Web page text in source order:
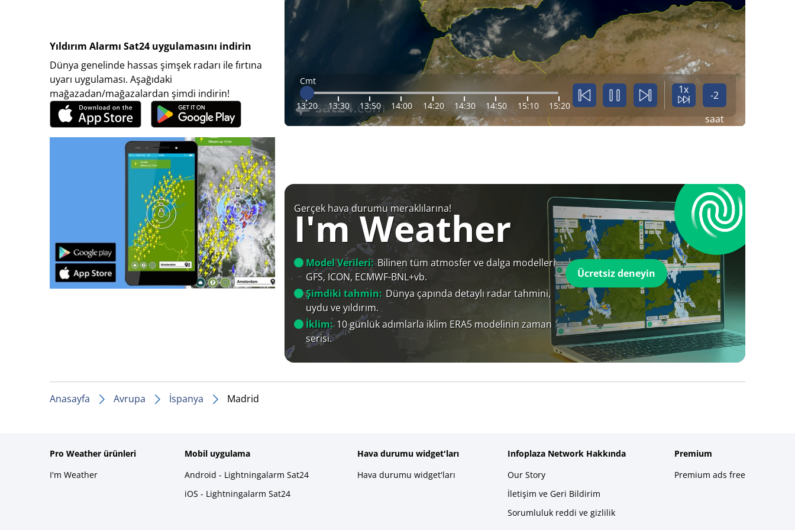
Yıldırım Alarmı Sat24 uygulamasını indirin
Dünya genelinde hassas şimşek radarı ile fırtına
uyarı uygulaması. Aşağıdaki
mağazadan/mağazalardan şimdi indirin!
Cmt
13:20 13:30 13:50 14:00 14:20 14:30 14:50 15:10 15:20
1x
-2
saat
Gerçek hava durumu meraklılarına!
I'm Weather
Model Verileri: Bilinen tüm atmosfer ve dalga modelleri
GFS, ICON, ECMWF-BNL+vb.
Şimdiki tahmin: Dünya çapında detaylı radar tahmini,
uydu ve yıldırım.
İklim: 10 günlük adımlarla iklim ERA5 modelinin zaman
serisi.
Ücretsiz deneyin
Anasayfa Avrupa İspanya Madrid
Pro Weather ürünleri
I'm Weather
Mobil uygulama
Android - Lightningalarm Sat24
iOS - Lightningalarm Sat24
Hava durumu widget'ları
Hava durumu widget'ları
Infoplaza Network Hakkında
Our Story
İletişim ve Geri Bildirim
Sorumluluk reddi ve gizlilik
Premium
Premium ads free